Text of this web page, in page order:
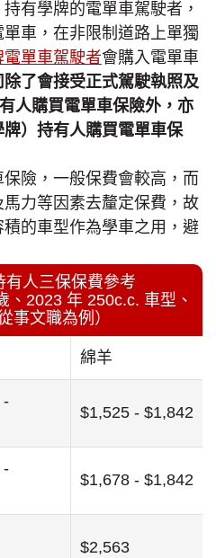
有學牌的電單車駕駛者，
車，在非限制道路上單獨
電單車駕駛者會購入電單車
除了會接受正式駕駛執照及
人購買電單車保險外，亦
）持有人購買電單車保
險，一般保費會較高，而
力等因素去釐定保費，故
的車型作為學車之用，避
有人三保保費參考
、2023 年 250c.c. 車型、
事文職為例）
綿羊
-
$1,525 - $1,842
-
$1,678 - $1,842
$2,563